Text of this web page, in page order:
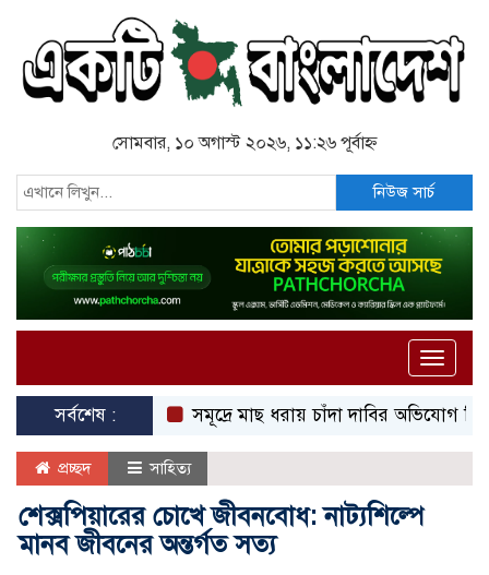
সোমবার, ১০ অগাস্ট ২০২৬, ১১:২৬ পূর্বাহ্ন
নিউজ সার্চ
Toggle
সর্বশেষ :
সমূদ্রে মাছ ধরায় চাঁদা দাবির অভিযোগ বিএনপি
প্রচ্ছদ সাহিত্য
শেক্সপিয়ারের চোখে জীবনবোধ: নাট্যশিল্পে
মানব জীবনের অন্তর্গত সত্য